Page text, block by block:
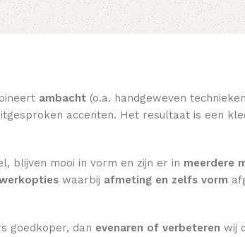
ambacht (o.a. handgeweven
accenten. Het resultaat is een
blijven mooi in vorm en zijn er in meerdere
waarbij afmeting en zelfs vorm
goedkoper, dan evenaren of verbeteren wij